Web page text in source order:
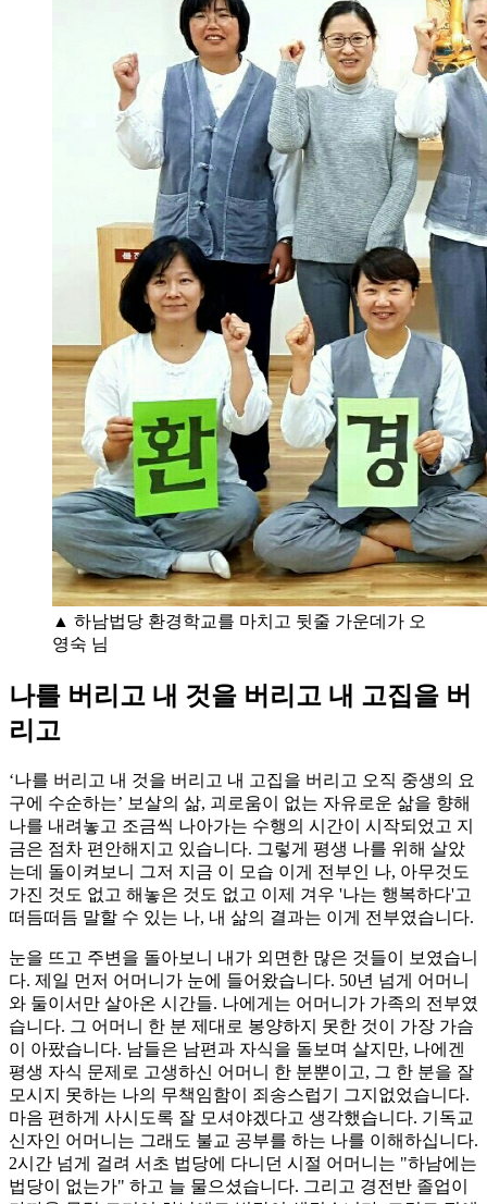
▲ 하남법당 환경학교를 마치고 뒷줄 가운데가 오
영숙 님
나를 버리고 내 것을 버리고 내 고집을 버
리고
‘나를 버리고 내 것을 버리고 내 고집을 버리고 오직 중생의 요
구에 수순하는’ 보살의 삶, 괴로움이 없는 자유로운 삶을 향해
나를 내려놓고 조금씩 나아가는 수행의 시간이 시작되었고 지
금은 점차 편안해지고 있습니다. 그렇게 평생 나를 위해 살았
는데 돌이켜보니 그저 지금 이 모습 이게 전부인 나, 아무것도
가진 것도 없고 해놓은 것도 없고 이제 겨우 '나는 행복하다'고
떠듬떠듬 말할 수 있는 나, 내 삶의 결과는 이게 전부였습니다.
눈을 뜨고 주변을 돌아보니 내가 외면한 많은 것들이 보였습니
다. 제일 먼저 어머니가 눈에 들어왔습니다. 50년 넘게 어머니
와 둘이서만 살아온 시간들. 나에게는 어머니가 가족의 전부였
습니다. 그 어머니 한 분 제대로 봉양하지 못한 것이 가장 가슴
이 아팠습니다. 남들은 남편과 자식을 돌보며 살지만, 나에겐
평생 자식 문제로 고생하신 어머니 한 분뿐이고, 그 한 분을 잘
모시지 못하는 나의 무책임함이 죄송스럽기 그지없었습니다.
마음 편하게 사시도록 잘 모셔야겠다고 생각했습니다. 기독교
신자인 어머니는 그래도 불교 공부를 하는 나를 이해하십니다.
2시간 넘게 걸려 서초 법당에 다니던 시절 어머니는 "하남에는
법당이 없는가" 하고 늘 물으셨습니다. 그리고 경전반 졸업이